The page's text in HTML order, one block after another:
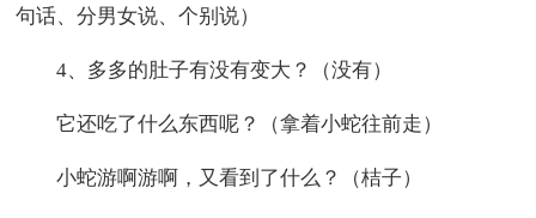
句话、分男女说、个别说）
4、多多的肚子有没有变大？（没有）
它还吃了什么东西呢？（拿着小蛇往前走）
小蛇游啊游啊，又看到了什么？（桔子）